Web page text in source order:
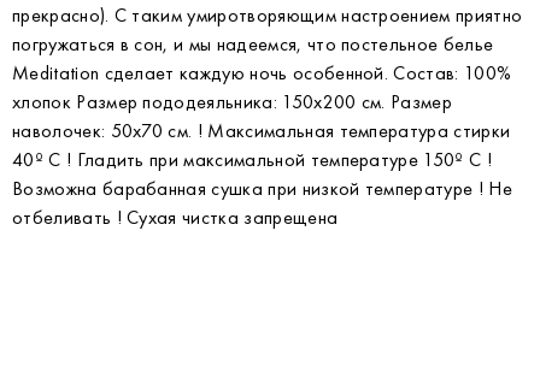
прекрасно). С таким умиротворяющим настроением приятно
погружаться в сон, и мы надеемся, что постельное белье
Meditation сделает каждую ночь особенной. Состав: 100%
хлопок Размер пододеяльника: 150х200 см. Размер
наволочек: 50х70 см. ! Максимальная температура стирки
40º C ! Гладить при максимальной температуре 150º C !
Возможна барабанная сушка при низкой температуре ! Не
отбеливать ! Сухая чистка запрещена